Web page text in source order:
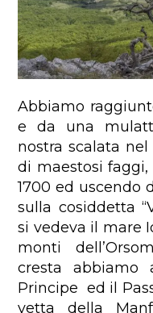
Abbiamo
e da una
nostra scalata
di maestosi
1700 ed uscendo
sulla cosiddetta
si vedeva il mare
monti
cresta abbiamo
Principe ed il
vetta della